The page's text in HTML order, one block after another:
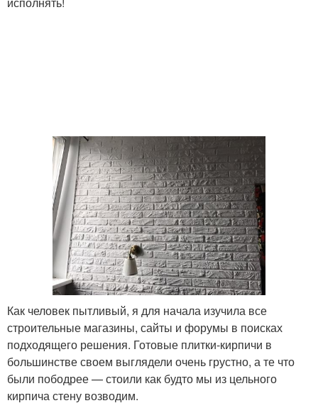
Как человек пытливый, я для начала изучила все
строительные магазины, сайты и форумы в поисках
подходящего решения. Готовые плитки-кирпичи в
большинстве своем выглядели очень грустно, а те что
были пободрее — стоили как будто мы из цельного
кирпича стену возводим.